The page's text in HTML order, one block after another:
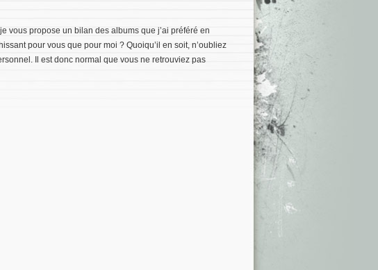
vous propose un bilan des albums que j’ai préféré en
pour vous que pour moi ? Quoiqu’il en soit, n’oubliez
Il est donc normal que vous ne retrouviez pas